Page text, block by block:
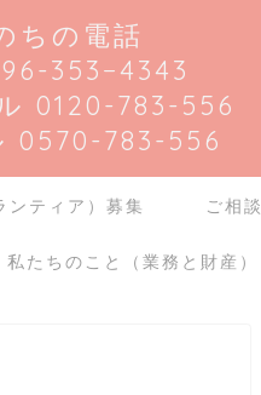
ちの電話
353−4343
0120-783-556
0570-783-556
ンティア）募集 ご相談
私たちのこと（業務と財産）